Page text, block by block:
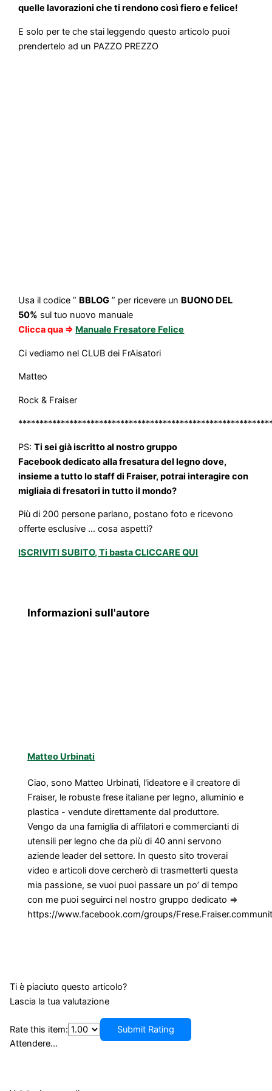
quelle lavorazioni che ti rendono così fiero e felice!
E solo per te che stai leggendo questo articolo puoi
prendertelo ad un PAZZO PREZZO
Usa il codice ” BBLOG ” per ricevere un BUONO DEL
50% sul tuo nuovo manuale
Clicca qua => Manuale Fresatore Felice
Ci vediamo nel CLUB dei FrAisatori
Matteo
Rock & Fraiser
PS:Ti sei già iscritto al nostro gruppo
Facebook dedicato alla fresatura del legno dove,
insieme a tutto lo staff di Fraiser, potrai interagire con
migliaia di fresatori in tutto il mondo?
Più di 200 persone parlano, postano foto e ricevono
offerte esclusive … cosa aspetti?
ISCRIVITI SUBITO, Ti basta CLICCARE QUI
Informazioni sull'autore
Matteo Urbinati
Ciao, sono Matteo Urbinati, l'ideatore e il creatore di
Fraiser, le robuste frese italiane per legno, alluminio e
plastica - vendute direttamente dal produttore.
Vengo da una famiglia di affilatori e commercianti di
utensili per legno che da più di 40 anni servono
aziende leader del settore. In questo sito troverai
video e articoli dove cercherò di trasmetterti questa
mia passione, se vuoi puoi passare un po’ di tempo
con me puoi seguirci nel nostro gruppo dedicato =>
https://www.facebook.com/groups/
Ti è piaciuto questo articolo?
Lascia la tua valutazione
Rate this item:
Submit Rating
Attendere...